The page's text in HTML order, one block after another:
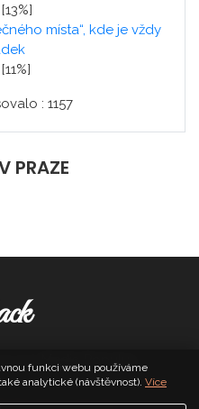
místa“, kde je vždy
: 1157
PRAZE
Media Populus
funkci webu používáme
analytické (návštěvnost). Více